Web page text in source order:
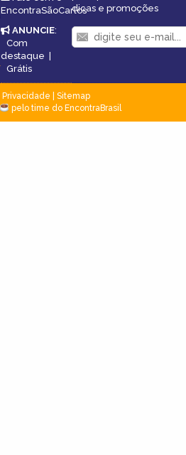
EncontraSãoCarlos
ANUNCIE:
Com
destaque |
Grátis
dicas e promoções
Privacidade
Sitemap
pelo time do EncontraBrasil